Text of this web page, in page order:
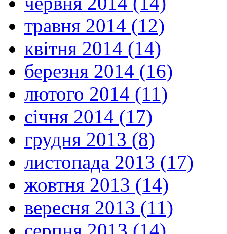
травня 2014 (12)
квітня 2014 (14)
березня 2014 (16)
лютого 2014 (11)
січня 2014 (17)
грудня 2013 (8)
листопада 2013 (17)
жовтня 2013 (14)
вересня 2013 (11)